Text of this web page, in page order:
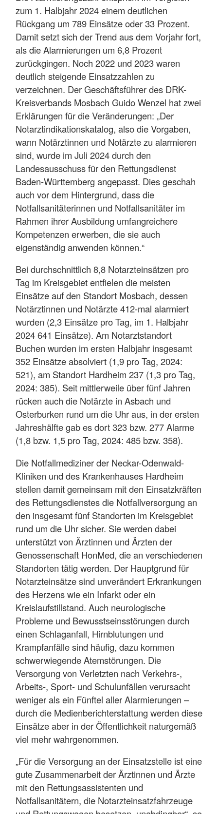
zum 1. Halbjahr 2024 einem deutlichen
Rückgang um 789 Einsätze oder 33 Prozent.
Damit setzt sich der Trend aus dem Vorjahr fort,
als die Alarmierungen um 6,8 Prozent
zurückgingen. Noch 2022 und 2023 waren
deutlich steigende Einsatzzahlen zu
verzeichnen. Der Geschäftsführer des DRK-
Kreisverbands Mosbach Guido Wenzel hat zwei
Erklärungen für die Veränderungen: „Der
Notarztindikationskatalog, also die Vorgaben,
wann Notärztinnen und Notärzte zu alarmieren
sind, wurde im Juli 2024 durch den
Landesausschuss für den Rettungsdienst
Baden-Württemberg angepasst. Dies geschah
auch vor dem Hintergrund, dass die
Notfallsanitäterinnen und Notfallsanitäter im
Rahmen ihrer Ausbildung umfangreichere
Kompetenzen erwerben, die sie auch
eigenständig anwenden können.“
Bei durchschnittlich 8,8 Notarzteinsätzen pro
Tag im Kreisgebiet entfielen die meisten
Einsätze auf den Standort Mosbach, dessen
Notärztinnen und Notärzte 412-mal alarmiert
wurden (2,3 Einsätze pro Tag, im 1. Halbjahr
2024 641 Einsätze). Am Notarztstandort
Buchen wurden im ersten Halbjahr insgesamt
352 Einsätze absolviert (1,9 pro Tag, 2024:
521), am Standort Hardheim 237 (1,3 pro Tag,
2024: 385). Seit mittlerweile über fünf Jahren
rücken auch die Notärzte in Asbach und
Osterburken rund um die Uhr aus, in der ersten
Jahreshälfte gab es dort 323 bzw. 277 Alarme
(1,8 bzw. 1,5 pro Tag, 2024: 485 bzw. 358).
Die Notfallmediziner der Neckar-Odenwald-
Kliniken und des Krankenhauses Hardheim
stellen damit gemeinsam mit den Einsatzkräften
des Rettungsdienstes die Notfallversorgung an
den insgesamt fünf Standorten im Kreisgebiet
rund um die Uhr sicher. Sie werden dabei
unterstützt von Ärztinnen und Ärzten der
Genossenschaft HonMed, die an verschiedenen
Standorten tätig werden. Der Hauptgrund für
Notarzteinsätze sind unverändert Erkrankungen
des Herzens wie ein Infarkt oder ein
Kreislaufstillstand. Auch neurologische
Probleme und Bewusstseinsstörungen durch
einen Schlaganfall, Hirnblutungen und
Krampfanfälle sind häufig, dazu kommen
schwerwiegende Atemstörungen. Die
Versorgung von Verletzten nach Verkehrs-,
Arbeits-, Sport- und Schulunfällen verursacht
weniger als ein Fünftel aller Alarmierungen –
durch die Medienberichterstattung werden diese
Einsätze aber in der Öffentlichkeit naturgemäß
viel mehr wahrgenommen.
„Für die Versorgung an der Einsatzstelle ist eine
gute Zusammenarbeit der Ärztinnen und Ärzte
mit den Rettungsassistenten und
Notfallsanitätern, die Notarzteinsatzfahrzeuge